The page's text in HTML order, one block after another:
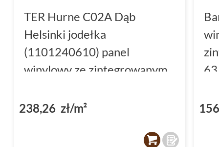
TER Hurne C02A Dąb
Helsinki jodełka
(1101240610) panel
winylowy ze zintegrowanym
238,26 zł/m²